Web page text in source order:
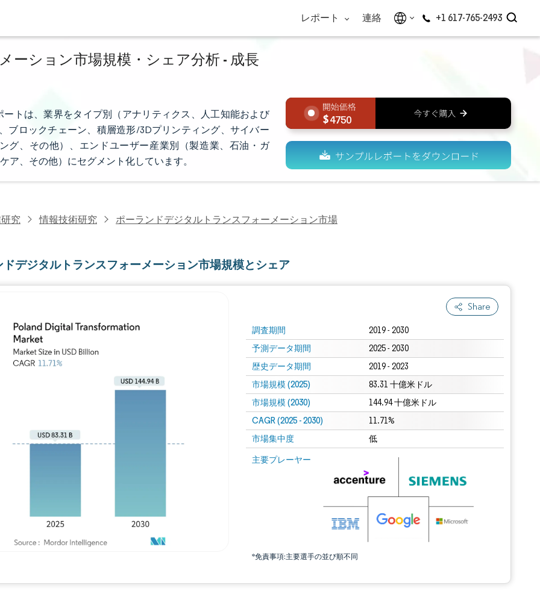
レポート 連絡 +1 617-765-2493
ーション市場規模・シェア分析 - 成長
トは、業界をタイプ別（アナリティクス、人工知能および
ブロックチェーン、積層造形/3Dプリンティング、サイバー
グ、その他）、エンドユーザー産業別（製造業、石油・ガ
ア、その他）にセグメント化しています。
4750
究 情報技術研究 ポーランドデジタルトランスフォーメーション市場
ドデジタルトランスフォーメーション市場規模とシェア
Share
調査期間 2019 - 2030
予測データ期間 2025 - 2030
歴史データ期間 2019 - 2023
市場規模 (2025) 83.31 十億米ドル
市場規模 (2030) 144.94 十億米ドル
CAGR (2025 - 2030) 11.71%
市場集中度 低
主要プレーヤー
*免責事項:主要選手の並び順不同